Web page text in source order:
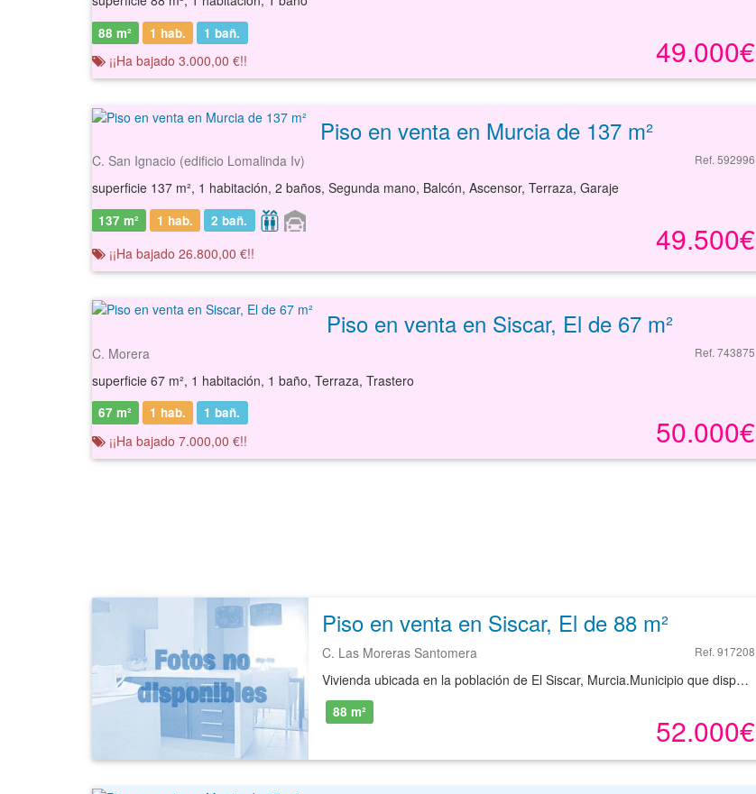
49.000€
88 m² 1 hab. 1 bañ.
¡¡Ha bajado 3.000,00 €!!
Piso en venta en Murcia de 137 m²
C. San Ignacio (edificio Lomalinda Iv) Ref. 592996
superficie 137 m², 1 habitación, 2 baños, Segunda mano, Balcón, Ascensor, Terraza, Garaje
49.500€
137 m² 1 hab. 2 bañ.
¡¡Ha bajado 26.800,00 €!!
Piso en venta en Siscar, El de 67 m²
C. Morera Ref. 743875
superficie 67 m², 1 habitación, 1 baño, Terraza, Trastero
50.000€
67 m² 1 hab. 1 bañ.
¡¡Ha bajado 7.000,00 €!!
Piso en venta en Siscar, El de 88 m²
C. Las Moreras Santomera Ref. 917208
Vivienda ubicada en la población de El Siscar, Murcia.Municipio que dispone de todos los servicios básicos a su alcance, con oferta comercial y educativa como: colegio Público Madre Esperanza, variedad de servicios de restauración y zonas verdes valoradas en las que poder realizar actividades al aire libre .Vivienda para quienes quieran vivir en una zona tranquila como para aquellos que busquen invertir para arrendamiento con una muy buena rentabilidad.Todo ello, además, con excelentes comunicaciones por transporte público y carreteras.Consulte la disponibilidad de los inmuebles y solicite información sin compromiso.
52.000€
88 m²